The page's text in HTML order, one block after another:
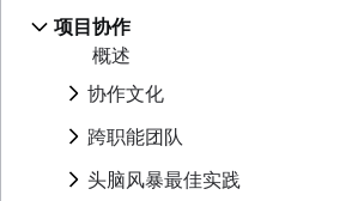
人工智能项目管理
项目管理阶段
原则
企业项目管理
解决方案
项目协作
概述
协作文化
概述
协作沟通
团队协作
跨职能团队
概述
跨职能协作
头脑风暴最佳实践